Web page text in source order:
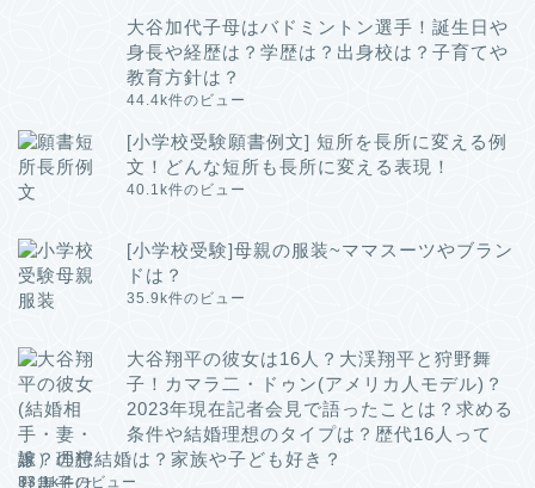
大谷加代子母はバドミントン選手！誕生日や
身長や経歴は？学歴は？出身校は？子育てや
教育方針は？
44.4k件のビュー
[小学校受験願書例文] 短所を長所に変える例
文！どんな短所も長所に変える表現！
40.1k件のビュー
[小学校受験]母親の服装~ママスーツやブラン
ドは？
35.9k件のビュー
大谷翔平の彼女は16人？大渓翔平と狩野舞
子！カマラ二・ドゥン(アメリカ人モデル)？
2023年現在記者会見で語ったことは？求める
条件や結婚理想のタイプは？歴代16人って
誰？理想結婚は？家族や子ども好き？
33.1k件のビュー